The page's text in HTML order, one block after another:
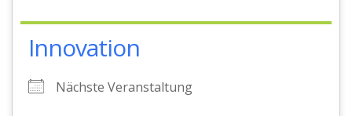
Innovation
Nächste Veranstaltung